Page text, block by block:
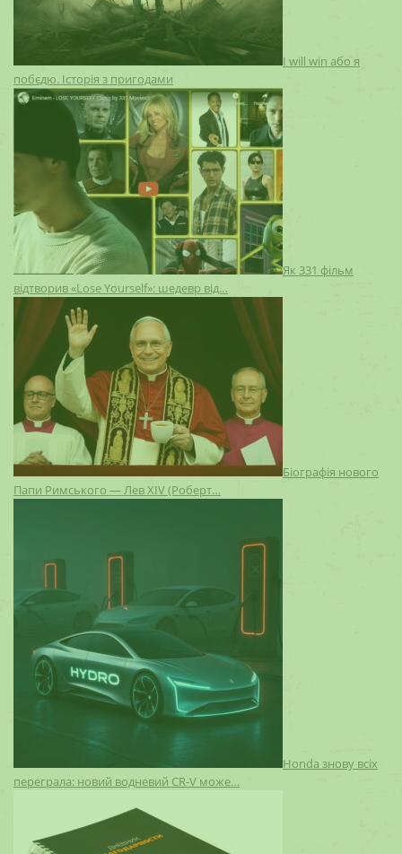
I will win або я
побєдю. Історія з пригодами
Як 331 фільм
відтворив «Lose Yourself»: шедевр від…
Біографія нового
Папи Римського — Лев XIV (Роберт…
Honda знову всіх
переграла: новий водневий CR-V може…